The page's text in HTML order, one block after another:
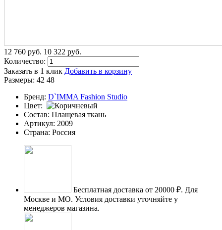
12 760 pуб. 10 322 pуб.
Количество:
Заказать в 1 клик Добавить в корзину
Размеры: 42 48
Бренд: D`IMMA Fashion Studio
Цвет:
Состав: Плащевая ткань
Артикул: 2009
Страна: Россия
Бесплатная доставка от 20000 ₽. Для
Москве и МО. Условия доставки уточняйте у
менеджеров магазина.